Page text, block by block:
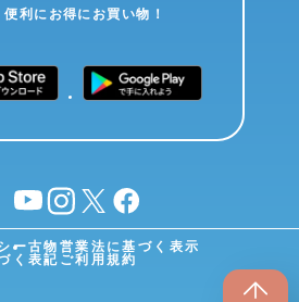
便利にお得にお買い物！
YouTubeinstagram
X facebook
ー古物営業法に基づく表示
く表記 ご利用規約